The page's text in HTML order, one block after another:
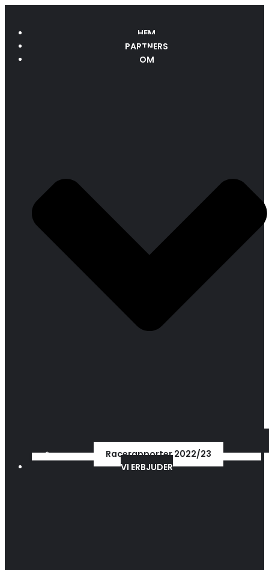
HEM
PARTNERS
OM
Racerapporter 2022/23
VI ERBJUDER